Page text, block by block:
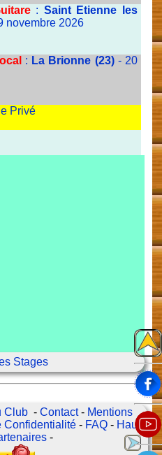
: Saint Etienne les
novembre 2026
: La Brionne (23)- 20
Privé
Stages
Club -Contact- Mentions
Confidentialité - FAQ - Haut
-